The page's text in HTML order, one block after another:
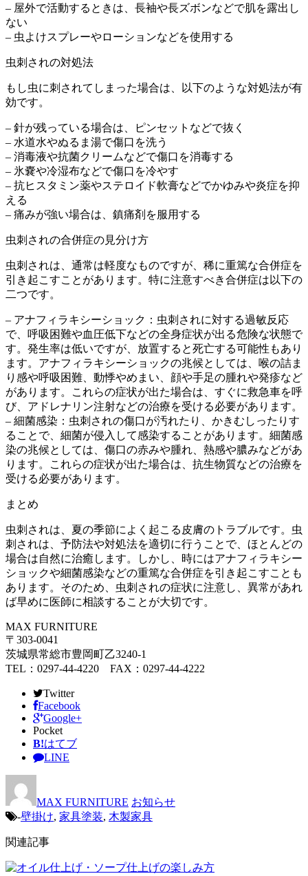
– 屋外で活動するときは、長袖や長ズボンなどで肌を露出し
ない
– 虫よけスプレーやローションなどを使用する
虫刺されの対処法
もし虫に刺されてしまった場合は、以下のような対処法が有
効です。
– 針が残っている場合は、ピンセットなどで抜く
– 水道水やぬるま湯で傷口を洗う
– 消毒液や抗菌クリームなどで傷口を消毒する
– 氷嚢や冷湿布などで傷口を冷やす
– 抗ヒスタミン薬やステロイド軟膏などでかゆみや炎症を抑
える
– 痛みが強い場合は、鎮痛剤を服用する
虫刺されの合併症の見分け方
虫刺されは、通常は軽度なものですが、稀に重篤な合併症を
引き起こすことがあります。特に注意すべき合併症は以下の
二つです。
– アナフィラキシーショック：虫刺されに対する過敏反応
で、呼吸困難や血圧低下などの全身症状が出る危険な状態で
す。発生率は低いですが、放置すると死亡する可能性もあり
ます。アナフィラキシーショックの兆候としては、喉の詰ま
り感や呼吸困難、動悸やめまい、顔や手足の腫れや発疹など
があります。これらの症状が出た場合は、すぐに救急車を呼
び、アドレナリン注射などの治療を受ける必要があります。
– 細菌感染：虫刺されの傷口が汚れたり、かきむしったりす
ることで、細菌が侵入して感染することがあります。細菌感
染の兆候としては、傷口の赤みや腫れ、熱感や膿みなどがあ
ります。これらの症状が出た場合は、抗生物質などの治療を
受ける必要があります。
まとめ
虫刺されは、夏の季節によく起こる皮膚のトラブルです。虫
刺されは、予防法や対処法を適切に行うことで、ほとんどの
場合は自然に治癒します。しかし、時にはアナフィラキシー
ショックや細菌感染などの重篤な合併症を引き起こすことも
あります。そのため、虫刺されの症状に注意し、異常があれ
ば早めに医師に相談することが大切です。
MAX FURNITURE
〒303-0041
茨城県常総市豊岡町乙3240-1
TEL：0297-44-4220 FAX：0297-44-4222
Twitter
Facebook
Google+
Pocket
B!はてブ
LINE
MAX FURNITURE お知らせ
-壁掛け, 家具塗装, 木製家具
関連記事